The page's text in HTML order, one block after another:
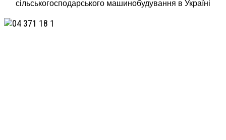
сільськогосподарського машинобудування в Україні